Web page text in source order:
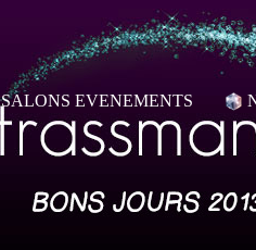
SALONS EVENEMENTS